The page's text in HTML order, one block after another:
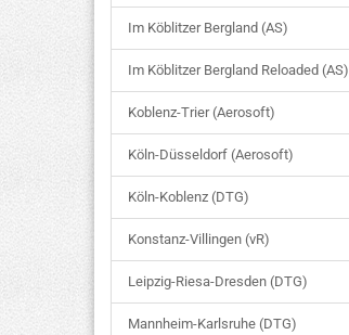
Im Köblitzer Bergland (AS)
Im Köblitzer Bergland Reloaded (AS)
Koblenz-Trier (Aerosoft)
Köln-Düsseldorf (Aerosoft)
Köln-Koblenz (DTG)
Konstanz-Villingen (vR)
Leipzig-Riesa-Dresden (DTG)
Mannheim-Karlsruhe (DTG)